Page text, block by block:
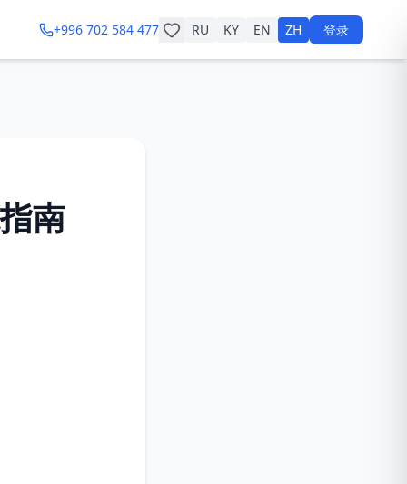
+996 702 584 477 RU KY EN ZH 登录
南